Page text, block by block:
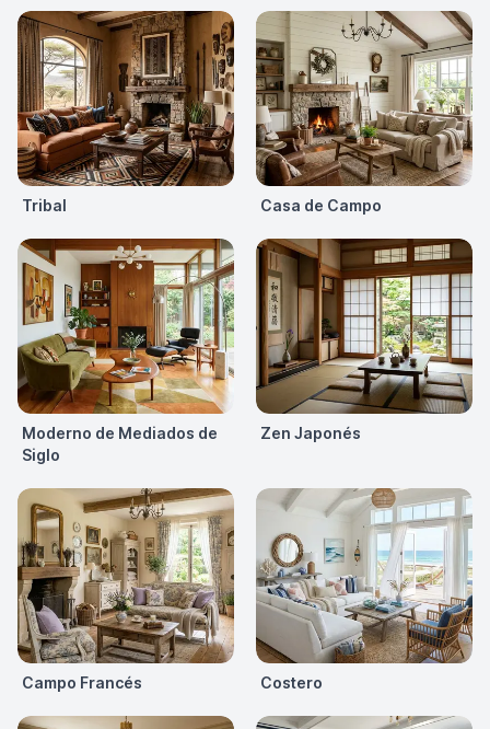
Tribal Casa de Campo
Moderno de Mediados de
Siglo
Zen Japonés
Campo Francés Costero